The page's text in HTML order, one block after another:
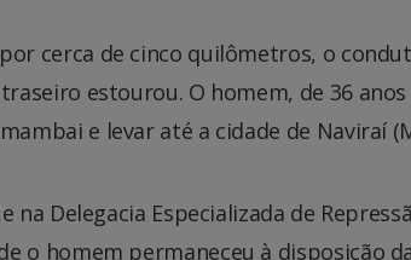
cerca de cinco quilômetros, o
estourou. O homem, de 36
e levar até a cidade de Naviraí
Delegacia Especializada de
o homem permaneceu à disposição